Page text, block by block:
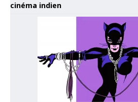
cinéma indien